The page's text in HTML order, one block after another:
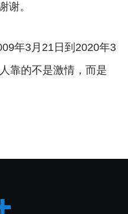
谢。
年3月21日到2020年3
靠的不是激情，而是